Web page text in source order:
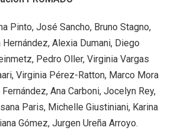
Pinto, José Sancho, Bruno Stagno,
Hernández, Alexia Dumani, Diego
Pedro Oller, Virginia Vargas
Virginia Pérez-Ratton, Marco Mora
Ana Carboni, Jocelyn Rey,
Paris, Michelle Giustiniani, Karina
Gómez, Jurgen Ureña Arroyo.